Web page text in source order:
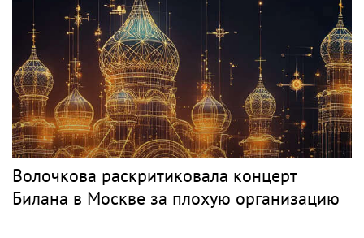
Волочкова раскритиковала концерт
Билана в Москве за плохую организацию